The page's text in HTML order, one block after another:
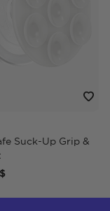
Suck-Up Grip &